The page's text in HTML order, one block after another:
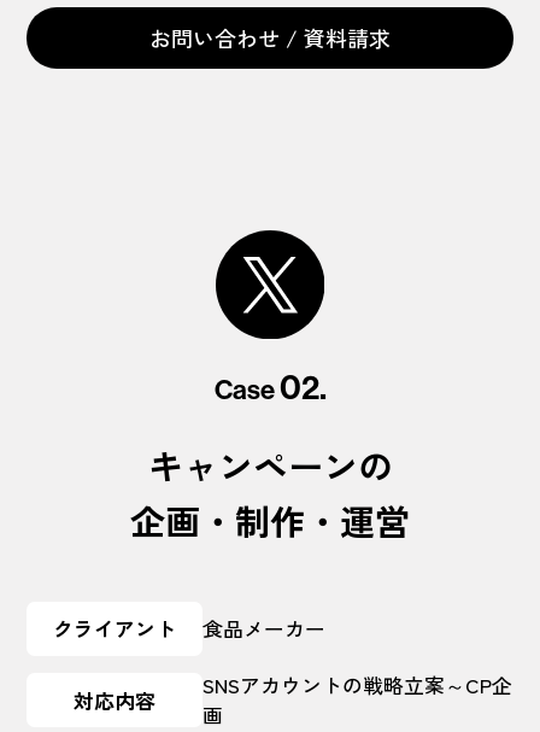
お問い合わせ / 資料請求
Case02.
キャンペーンの
企画・制作・運営
クライアント 食品メーカー
対応内容
SNSアカウントの戦略立案～CP企
画